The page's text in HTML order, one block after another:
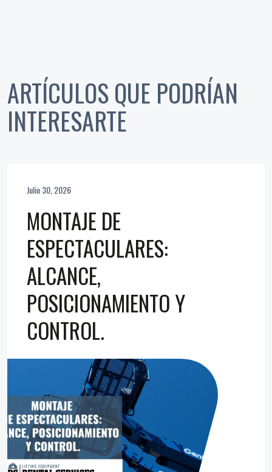
ARTÍCULOS QUE PODRÍAN
INTERESARTE
Julio 30, 2026
MONTAJE DE
ESPECTACULARES:
ALCANCE,
POSICIONAMIENTO Y
CONTROL.